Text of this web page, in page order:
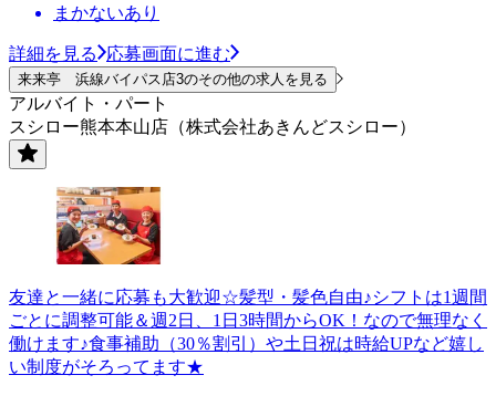
まかないあり
詳細を見る 応募画面に進む
来来亭 浜線バイパス店3のその他の求人を見る
アルバイト・パート
スシロー熊本本山店（株式会社あきんどスシロー）
友達と一緒に応募も大歓迎☆髪型・髪色自由♪シフトは1週間
ごとに調整可能＆週2日、1日3時間からOK！なので無理なく
働けます♪食事補助（30％割引）や土日祝は時給UPなど嬉し
い制度がそろってます★